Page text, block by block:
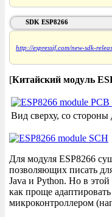
SDK ESP8266
http://espressif.com/new-sdk-
[Китайский модуль
Вид сверху, со стороны
Для модуля ESP8266
позволяющих писать
Java и Python. Но в этой
как проще
микроконтроллером